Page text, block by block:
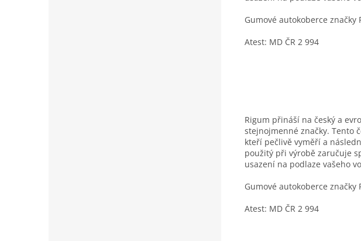
Gumové autokoberce značky
Atest: MD ČR 2 994
Rigum přináší na český a
stejnojmenné značky. Tento
kteří pečlivě vyměří a
použitý při výrobě zaručuje
usazení na podlaze vašeho
Gumové autokoberce značky
Atest: MD ČR 2 994